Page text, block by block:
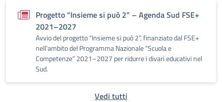
Progetto “Insieme si può 2” – Agenda Sud FSE+
2021–2027
Avvio del progetto “Insieme si può 2”, finanziato dal FSE+
nell’ambito del Programma Nazionale “Scuola e
Competenze” 2021–2027 per ridurre i divari educativi nel
Sud.
Vedi tutti